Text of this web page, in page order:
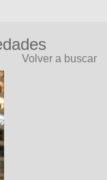
Volver a buscar